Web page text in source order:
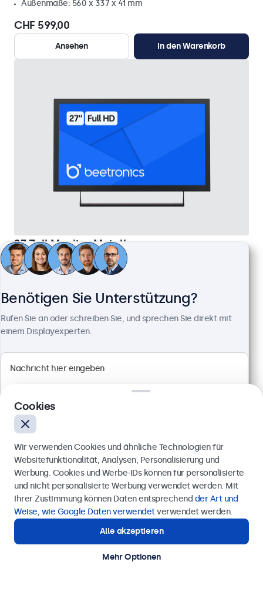
Außenmaße: 560 x 337 x 41 mm
CHF 599,00
Ansehen In den Warenkorb
27 Zoll Monitor Metall
Artikelnummer:
27HD7M
100+ Stück auf Lager
1920 x 1080 Auflösung (Full HD)
Anschlüsse: HDMI, VGA, BNC, RCA-Cinch
Außenmaße: 629 x 374 x 41 mm
Weltweit von führenden Unternehmen vertraut
Benötigen Sie Unterstützung?
Rufen Sie an oder schreiben Sie, und sprechen Sie direkt mit
einem Displayexperten.
Anfrage senden
Rufen Sie uns an unter+41 43 50 80 772
Benötigen Sie Unterstützung?
Kontaktieren Sie uns!
Cookies
Wir verwenden Cookies und ähnliche Technologien für
Websitefunktionalität, Analysen, Personalisierung und
Werbung. Cookies und Werbe-IDs können für personalisierte
und nicht personalisierte Werbung verwendet werden. Mit
Ihrer Zustimmung können Daten entsprechend der Art und
Weise, wie Google Daten verwendetverwendet werden.
Alle akzeptieren
Mehr Optionen